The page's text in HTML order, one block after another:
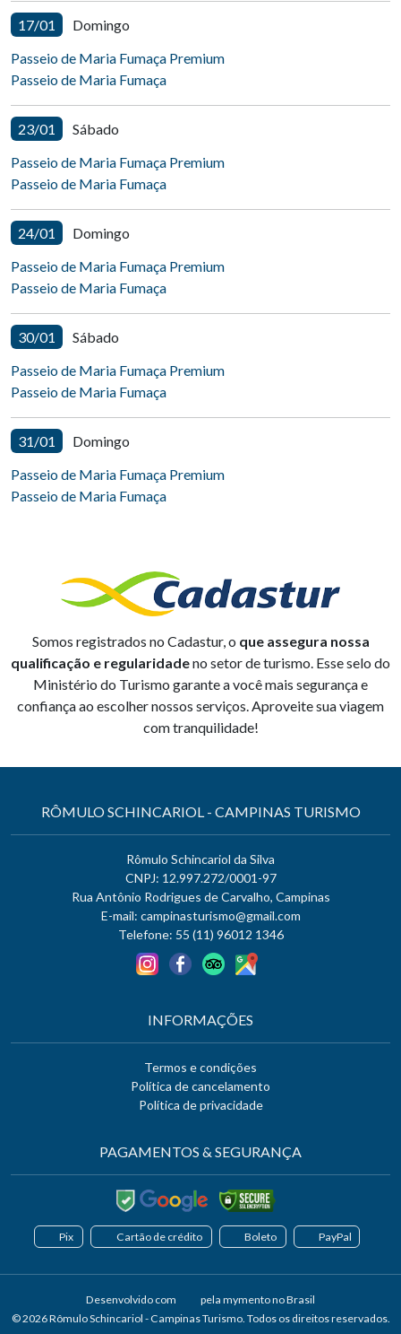
17/01
Domingo
Passeio de Maria Fumaça Premium
Passeio de Maria Fumaça
23/01
Sábado
Passeio de Maria Fumaça Premium
Passeio de Maria Fumaça
24/01
Domingo
Passeio de Maria Fumaça Premium
Passeio de Maria Fumaça
30/01
Sábado
Passeio de Maria Fumaça Premium
Passeio de Maria Fumaça
31/01
Domingo
Passeio de Maria Fumaça Premium
Passeio de Maria Fumaça
Somos registrados no Cadastur, o que assegura nossa
qualificação e regularidadeno setor de turismo. Esse selo do
Ministério do Turismo garante a você mais segurança e
confiança ao escolher nossos serviços. Aproveite sua viagem
com tranquilidade!
RÔMULO SCHINCARIOL - CAMPINAS TURISMO
Rômulo Schincariol da Silva
CNPJ: 12.997.272/0001-97
Rua Antônio Rodrigues de Carvalho, Campinas
E-mail: campinasturismo@gmail.com
Telefone: 55 (11) 96012 1346
INFORMAÇÕES
Termos e condições
Política de cancelamento
Política de privacidade
PAGAMENTOS & SEGURANÇA
Pix Cartão de crédito Boleto PayPal
Desenvolvido com pelamymentono Brasil
© 2026 Rômulo Schincariol - Campinas Turismo. Todos os direitos reservados.